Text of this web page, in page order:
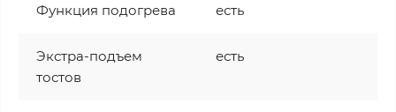
Функция подогрева есть
Экстра-подъем
тостов
есть